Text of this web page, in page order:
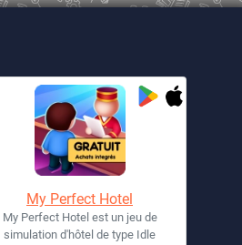
My Perfect Hotel
My Perfect Hotel est un jeu de
simulation d'hôtel de type Idle